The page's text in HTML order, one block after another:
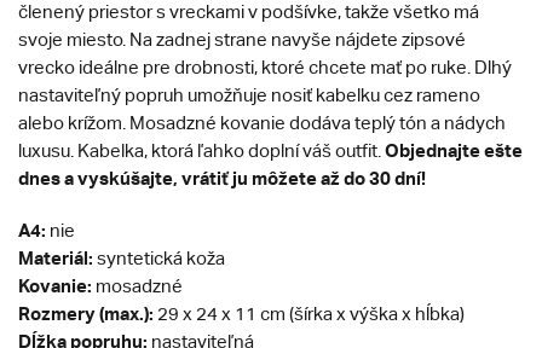
členený priestor s vreckami v podšívke, takže všetko má
svoje miesto. Na zadnej strane navyše nájdete zipsové
vrecko ideálne pre drobnosti, ktoré chcete mať po ruke. Dlhý
nastaviteľný popruh umožňuje nosiť kabelku cez rameno
alebo krížom. Mosadzné kovanie dodáva teplý tón a nádych
luxusu. Kabelka, ktorá ľahko doplní váš outfit. Objednajte ešte
dnes a vyskúšajte, vrátiť ju môžete až do 30 dní!
A4: nie
Materiál: syntetická koža
Kovanie: mosadzné
Rozmery (max.): 29 x 24 x 11 cm (šírka x výška x hĺbka)
Dĺžka popruhu: nastaviteľná